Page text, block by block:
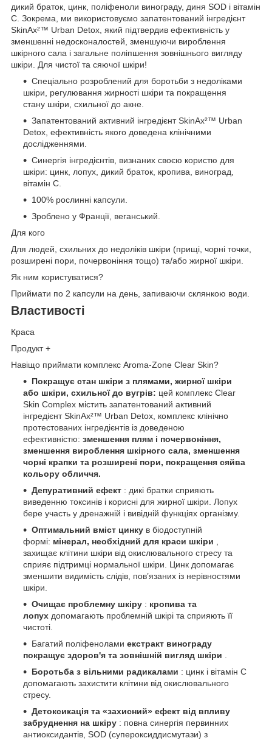
дикий браток, цинк, поліфеноли винограду, диня SOD і вітамін
С. Зокрема, ми використовуємо запатентований інгредієнт
SkinAx²™ Urban Detox, який підтвердив ефективність у
зменшенні недосконалостей, зменшуючи вироблення
шкірного сала і загальне поліпшення зовнішнього вигляду
шкіри. Для чистої та сяючої шкіри!
Спеціально розроблений для боротьби з недоліками
шкіри, регулювання жирності шкіри та покращення
стану шкіри, схильної до акне.
Запатентований активний інгредієнт SkinAx²™ Urban
Detox, ефективність якого доведена клінічними
дослідженнями.
Синергія інгредієнтів, визнаних своєю користю для
шкіри: цинк, лопух, дикий браток, кропива, виноград,
вітамін С.
100% рослинні капсули.
Зроблено у Франції, веганський.
Для кого
Для людей, схильних до недоліків шкіри (прищі, чорні точки,
розширені пори, почервоніння тощо) та/або жирної шкіри.
Як ним користуватися?
Приймати по 2 капсули на день, запиваючи склянкою води.
Властивості
Краса
Продукт +
Навіщо приймати комплекс Aroma-Zone Clear Skin?
Покращує стан шкіри з плямами, жирної шкіри
або шкіри, схильної до вугрів: цей комплекс Clear
Skin Complex містить запатентований активний
інгредієнт SkinAx²™ Urban Detox, комплекс клінічно
протестованих інгредієнтів із доведеною
ефективністю: зменшення плям і почервоніння,
зменшення вироблення шкірного сала, зменшення
чорні крапки та розширені пори, покращення сяйва
кольору обличчя.
Депуративний ефект : дикі братки сприяють
виведенню токсинів і корисні для жирної шкіри. Лопух
бере участь у дренажній і вивідній функціях організму.
Оптимальний вміст цинку в біодоступній
формі: мінерал, необхідний для краси шкіри ,
захищає клітини шкіри від окислювального стресу та
сприяє підтримці нормальної шкіри. Цинк допомагає
зменшити видимість слідів, пов’язаних із нерівностями
шкіри.
Очищає проблемну шкіру : кропива та
лопух допомагають проблемній шкірі та сприяють її
чистоті.
Багатий поліфенолами екстракт винограду
покращує здоров'я та зовнішній вигляд шкіри .
Боротьба з вільними радикалами : цинк і вітамін С
допомагають захистити клітини від окислювального
стресу.
Детоксикація та «захисний» ефект від впливу
забруднення на шкіру : повна синергія первинних
антиоксидантів, SOD (супероксиддисмутази) з